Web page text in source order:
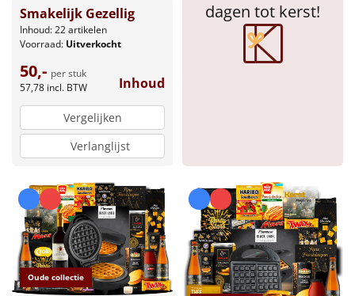
Ideeën
Doe het zelf
Sinterklaaspakketten
Kerstgeschenken 2026
Relatiegeschenken
Cadeaubon
Smakelijk Gezellig
Inhoud: 22 artikelen
Voorraad: Uitverkocht
50,- per stuk
57,78 incl. BTW Inhoud
Vergelijken
Verlanglijst
dagen tot kerst!
Oude collectie